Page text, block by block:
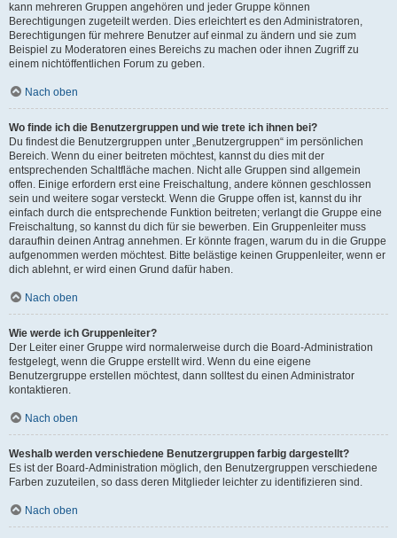
kann mehreren Gruppen angehören und jeder Gruppe können
Berechtigungen zugeteilt werden. Dies erleichtert es den Administratoren,
Berechtigungen für mehrere Benutzer auf einmal zu ändern und sie zum
Beispiel zu Moderatoren eines Bereichs zu machen oder ihnen Zugriff zu
einem nichtöffentlichen Forum zu geben.
Nach oben
Wo finde ich die Benutzergruppen und wie trete ich ihnen bei?
Du findest die Benutzergruppen unter „Benutzergruppen“ im persönlichen
Bereich. Wenn du einer beitreten möchtest, kannst du dies mit der
entsprechenden Schaltfläche machen. Nicht alle Gruppen sind allgemein
offen. Einige erfordern erst eine Freischaltung, andere können geschlossen
sein und weitere sogar versteckt. Wenn die Gruppe offen ist, kannst du ihr
einfach durch die entsprechende Funktion beitreten; verlangt die Gruppe eine
Freischaltung, so kannst du dich für sie bewerben. Ein Gruppenleiter muss
daraufhin deinen Antrag annehmen. Er könnte fragen, warum du in die Gruppe
aufgenommen werden möchtest. Bitte belästige keinen Gruppenleiter, wenn er
dich ablehnt, er wird einen Grund dafür haben.
Nach oben
Wie werde ich Gruppenleiter?
Der Leiter einer Gruppe wird normalerweise durch die Board-Administration
festgelegt, wenn die Gruppe erstellt wird. Wenn du eine eigene
Benutzergruppe erstellen möchtest, dann solltest du einen Administrator
kontaktieren.
Nach oben
Weshalb werden verschiedene Benutzergruppen farbig dargestellt?
Es ist der Board-Administration möglich, den Benutzergruppen verschiedene
Farben zuzuteilen, so dass deren Mitglieder leichter zu identifizieren sind.
Nach oben